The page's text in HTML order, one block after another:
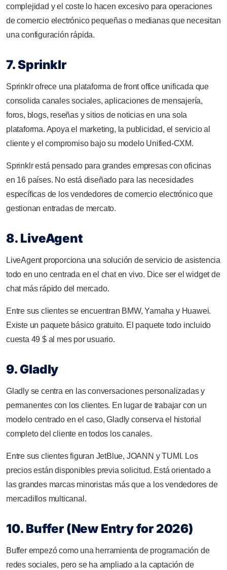
complejidad y el coste lo hacen excesivo para operaciones
de comercio electrónico pequeñas o medianas que necesitan
una configuración rápida.
7. Sprinklr
Sprinklr ofrece una plataforma de front office unificada que
consolida canales sociales, aplicaciones de mensajería,
foros, blogs, reseñas y sitios de noticias en una sola
plataforma. Apoya el marketing, la publicidad, el servicio al
cliente y el compromiso bajo su modelo Unified-CXM.
Sprinklr está pensado para grandes empresas con oficinas
en 16 países. No está diseñado para las necesidades
específicas de los vendedores de comercio electrónico que
gestionan entradas de mercato.
8. LiveAgent
LiveAgent proporciona una solución de servicio de asistencia
todo en uno centrada en el chat en vivo. Dice ser el widget de
chat más rápido del mercado.
Entre sus clientes se encuentran BMW, Yamaha y Huawei.
Existe un paquete básico gratuito. El paquete todo incluido
cuesta 49 $ al mes por usuario.
9. Gladly
Gladly se centra en las conversaciones personalizadas y
permanentes con los clientes. En lugar de trabajar con un
modelo centrado en el caso, Gladly conserva el historial
completo del cliente en todos los canales.
Entre sus clientes figuran JetBlue, JOANN y TUMI. Los
precios están disponibles previa solicitud. Está orientado a
las grandes marcas minoristas más que a los vendedores de
mercadillos multicanal.
10. Buffer (New Entry for 2026)
Buffer empezó como una herramienta de programación de
redes sociales, pero se ha ampliado a la captación de